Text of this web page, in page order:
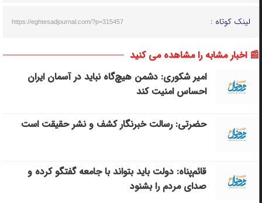
لینک کوتاه : https://eghtesadjournal.com/?p=315457
📰 اخبار مشابه را مشاهده می کنید
امیر شکوری: دشمن هیچ‌گاه نباید در آسمان ایران
احساس امنیت کند
حضرتی: رسالت خبرنگار کشف و نشر حقیقت است
قائم‌پناه: دولت باید بتواند با جامعه گفتگو کرده و
صدای مردم را بشنود